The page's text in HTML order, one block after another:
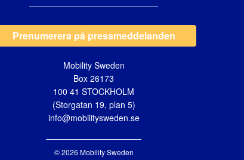
Prenumerera på pressmeddelanden
Mobility Sweden
Box 26173
100 41 STOCKHOLM
(Storgatan 19, plan 5)
info@mobilitysweden.se
© 2026 Mobility Sweden